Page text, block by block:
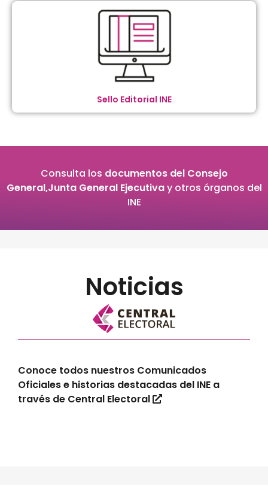
Sello Editorial INE
Consulta los documentos del Consejo
General,Junta General Ejecutivay otros órganos del
INE
Noticias
Conoce todos nuestros Comunicados
Oficiales e historias destacadas del INE a
través de Central Electoral